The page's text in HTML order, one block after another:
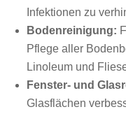
Infektionen zu
Bodenreinigung:
Pflege aller
Linoleum und
Fenster- und
Glasflächen